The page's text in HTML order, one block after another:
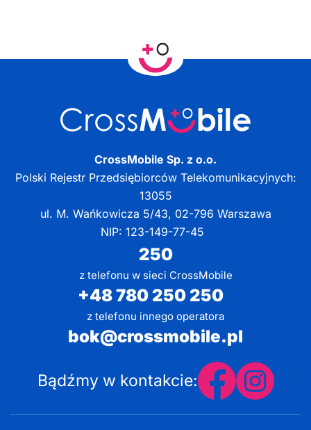
CrossMobile Sp. z o.o.
Polski Rejestr Przedsiębiorców Telekomunikacyjnych:
13055
ul. M. Wańkowicza 5/43, 02-796 Warszawa
NIP: 123-149-77-45
250
z telefonu w sieci CrossMobile
+48 780 250 250
z telefonu innego operatora
bok@crossmobile.pl
Bądźmy w kontakcie: